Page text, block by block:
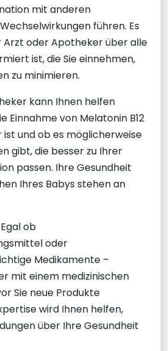
mit anderen
führen. Es
Arzt oder Apotheker über alle
ist, die Sie einnehmen,
zu minimieren.
kann Ihnen helfen
Einnahme von Melatonin B12
ist und ob es möglicherweise
gibt, die besser zu Ihrer
passen. Ihre Gesundheit
Ihres Babys stehen an
ob
oder
Medikamente –
mit einem medizinischen
Sie neue Produkte
wird Ihnen helfen,
über Ihre Gesundheit